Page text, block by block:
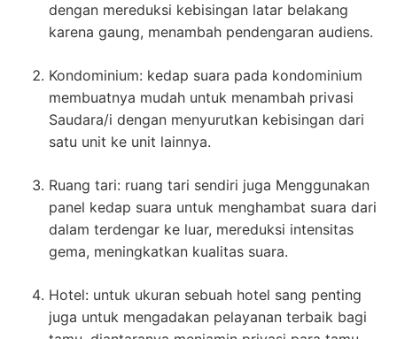
dengan mereduksi kebisingan latar belakang
karena gaung, menambah pendengaran audiens.
Kondominium: kedap suara pada kondominium
membuatnya mudah untuk menambah privasi
Saudara/i dengan menyurutkan kebisingan dari
satu unit ke unit lainnya.
Ruang tari: ruang tari sendiri juga Menggunakan
panel kedap suara untuk menghambat suara dari
dalam terdengar ke luar, mereduksi intensitas
gema, meningkatkan kualitas suara.
Hotel: untuk ukuran sebuah hotel sang penting
juga untuk mengadakan pelayanan terbaik bagi